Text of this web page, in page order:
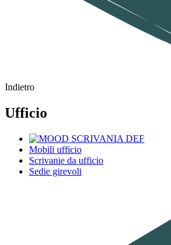
Indietro
Ufficio
Mobili ufficio
Scrivanie da ufficio
Sedie girevoli